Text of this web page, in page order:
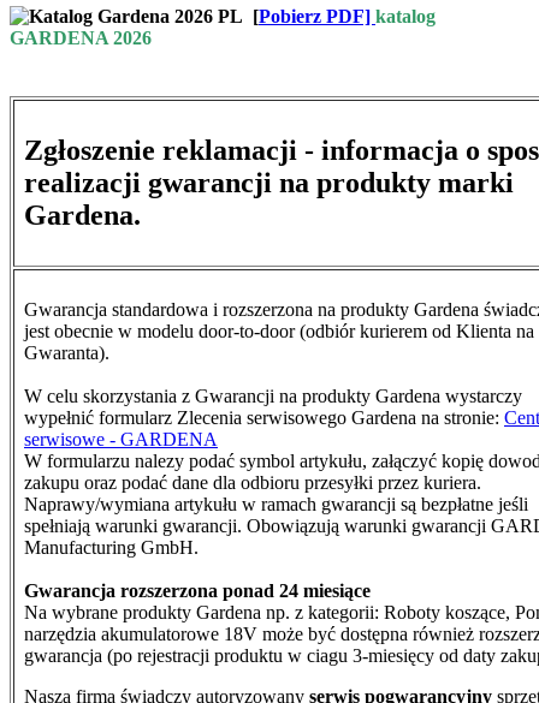
[Pobierz PDF] katalog
GARDENA 2026
Zgłoszenie reklamacji - informacja o
realizacji gwarancji na produkty marki
Gardena.
Gwarancja standardowa i rozszerzona na produkty Gardena
jest obecnie w modelu door-to-door (odbiór kurierem od Klienta na
Gwaranta).
W celu skorzystania z Gwarancji na produkty Gardena wystarczy
wypełnić formularz Zlecenia serwisowego Gardena na stronie:
serwisowe - GARDENA
W formularzu nalezy podać symbol artykułu, załączyć kopię
zakupu oraz podać dane dla odbioru przesyłki przez kuriera.
Naprawy/wymiana artykułu w ramach gwarancji są bezpłatne jeśli
spełniają warunki gwarancji. Obowiązują warunki gwarancji
Manufacturing GmbH.
Gwarancja rozszerzona ponad 24 miesiące
Na wybrane produkty Gardena np. z kategorii: Roboty koszące,
narzędzia akumulatorowe 18V może być dostępna również
gwarancja (po rejestracji produktu w ciagu 3-miesięcy od daty
Nasza firma świadczy autoryzowany serwis pogwarancyjny